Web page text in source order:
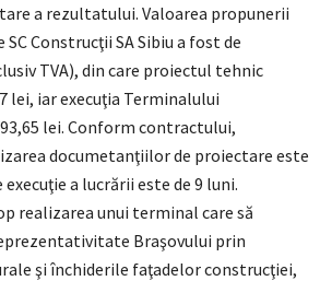
a rezultatului. Valoarea propunerii
Construcţii SA Sibiu a fost de
TVA), din care proiectul tehnic
lei, iar execuţia Terminalului
lei. Conform contractului,
documetanţiilor de proiectare este
a lucrării este de 9 luni.
realizarea unui terminal care să
Braşovului prin
şi închiderile faţadelor construcţiei,